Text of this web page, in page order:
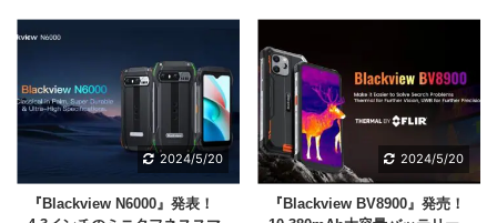
2024/5/20
『Blackview N6000』発表！
2024/5/20
『Blackview BV8900』発売！